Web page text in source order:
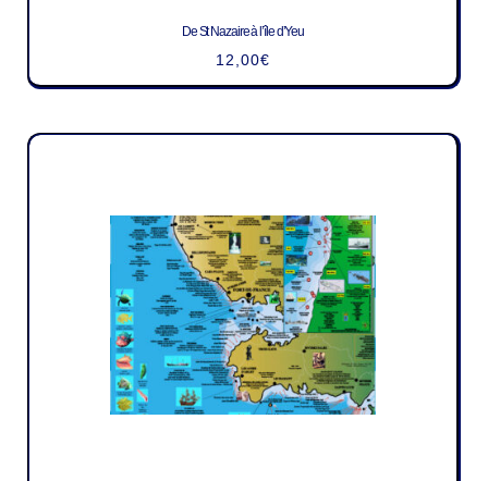
De St Nazaire à l’île d’Yeu
12,00€